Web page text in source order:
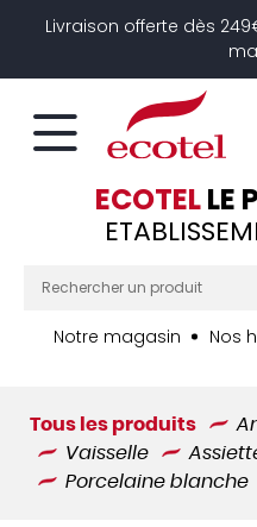
Livraison offerte dès
ECOTELLE
Notre magasin Nos
Tous les produits
Vaisselle
Porcelaine blanche
Panneau de gestion des